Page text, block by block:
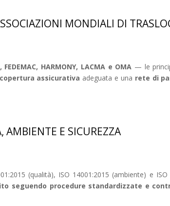
MONDIALI DI
HARMONY, LACMA e OMA — le
copertura assicurativa adeguata e una rete di
AMBIENTE E SICUREZZA
(qualità), ISO 14001:2015 (ambiente) e
seguendo procedure standardizzate e